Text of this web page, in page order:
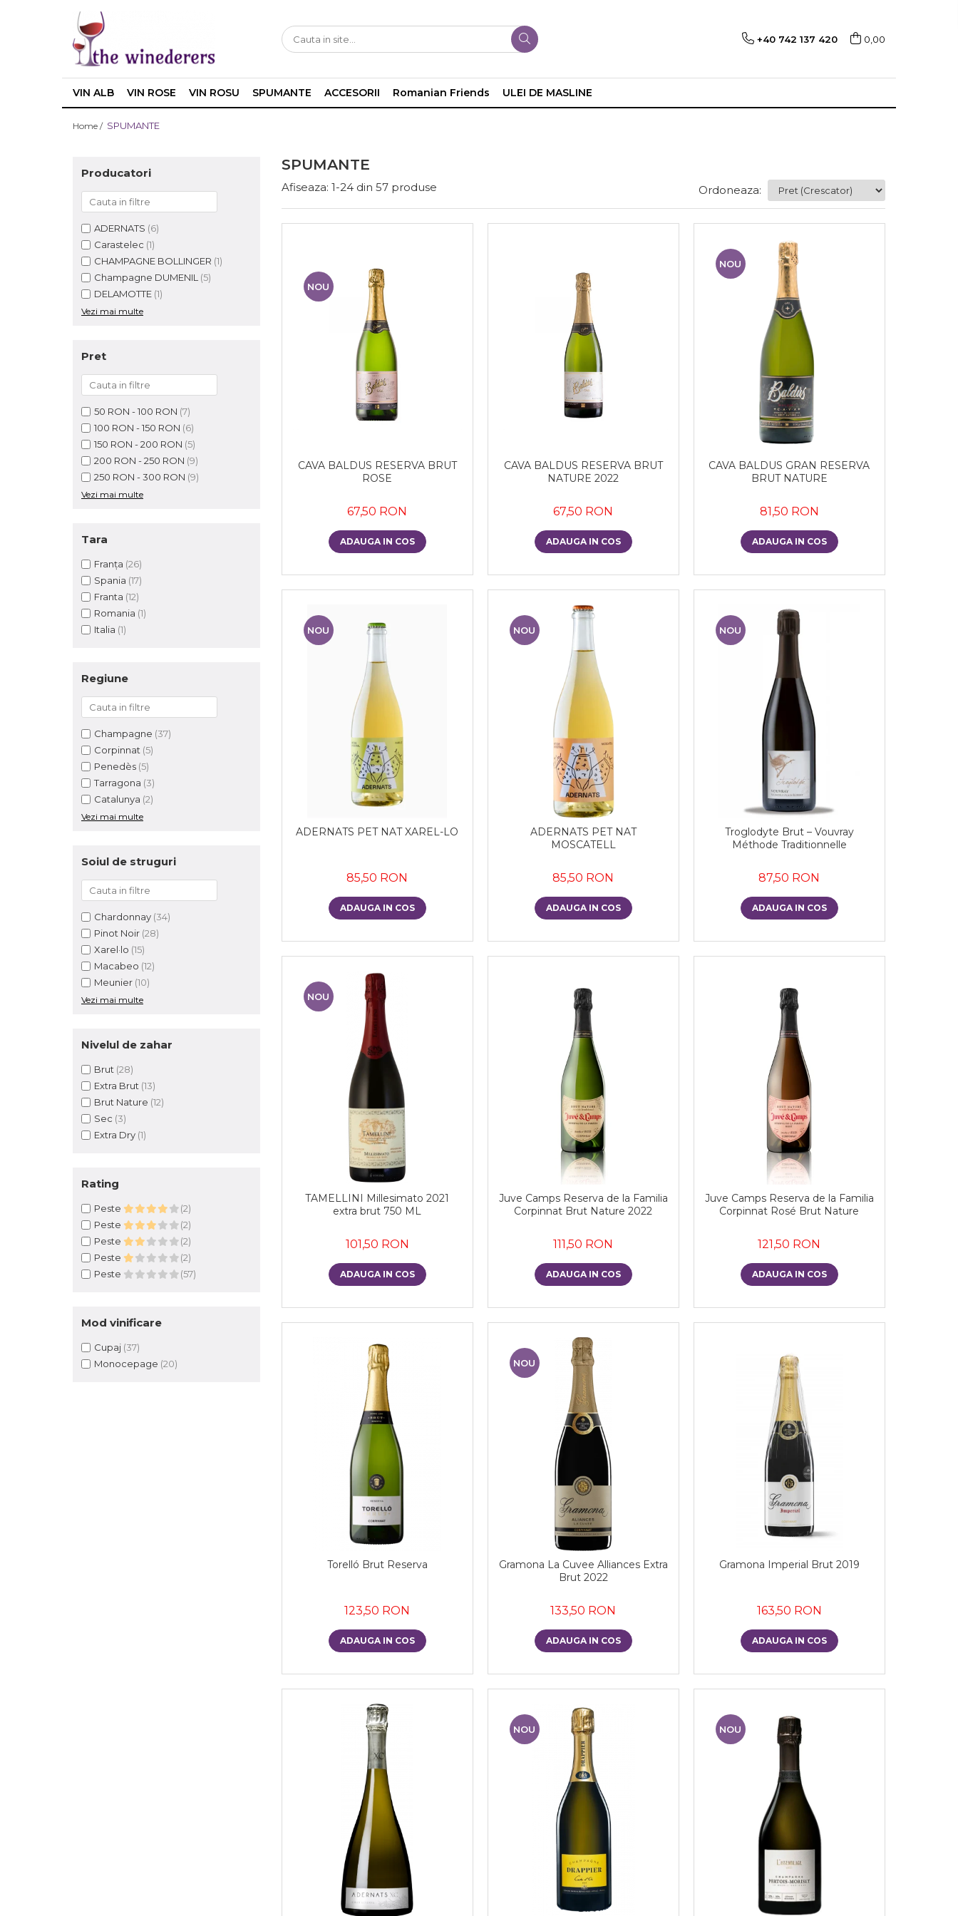
+40 742 137 420 0,00
VIN ALB VIN ROSE VIN ROSU SPUMANTE ACCESORII Romanian Friends ULEI DE MASLINE
Home / SPUMANTE
SPUMANTE
Producatori
ADERNATS (6)
Carastelec (1)
CHAMPAGNE BOLLINGER (1)
Champagne DUMENIL (5)
DELAMOTTE (1)
Vezi mai multe
Pret
50 RON - 100 RON (7)
100 RON - 150 RON (6)
150 RON - 200 RON (5)
200 RON - 250 RON (9)
250 RON - 300 RON (9)
Vezi mai multe
Tara
Franța (26)
Spania (17)
Franta (12)
Romania (1)
Italia (1)
Regiune
Champagne (37)
Corpinnat (5)
Penedès (5)
Tarragona (3)
Catalunya (2)
Vezi mai multe
Soiul de struguri
Chardonnay (34)
Pinot Noir (28)
Xarel·lo (15)
Macabeo (12)
Meunier (10)
Vezi mai multe
Nivelul de zahar
Brut (28)
Extra Brut (13)
Brut Nature (12)
Sec (3)
Extra Dry (1)
Rating
Peste
(2)
Peste
(2)
Peste
(2)
Peste
(2)
Peste
(57)
Mod vinificare
Cupaj (37)
Monocepage (20)
Afiseaza: 1-24din 57 produse Ordoneaza:
NOU
CAVA BALDUS RESERVA BRUT
ROSE
67,50 RON
ADAUGA IN COS
CAVA BALDUS RESERVA BRUT
NATURE 2022
67,50 RON
ADAUGA IN COS
NOU
CAVA BALDUS GRAN RESERVA
BRUT NATURE
81,50 RON
ADAUGA IN COS
NOU
ADERNATS PET NAT XAREL-LO
85,50 RON
ADAUGA IN COS
NOU
ADERNATS PET NAT
MOSCATELL
85,50 RON
ADAUGA IN COS
NOU
Troglodyte Brut – Vouvray
Méthode Traditionnelle
87,50 RON
ADAUGA IN COS
NOU
TAMELLINI Millesimato 2021
extra brut 750 ML
101,50 RON
ADAUGA IN COS
Juve Camps Reserva de la Familia
Corpinnat Brut Nature 2022
111,50 RON
ADAUGA IN COS
Juve Camps Reserva de la Familia
Corpinnat Rosé Brut Nature
121,50 RON
ADAUGA IN COS
Torelló Brut Reserva
123,50 RON
ADAUGA IN COS
NOU
Gramona La Cuvee Alliances Extra
Brut 2022
133,50 RON
ADAUGA IN COS
Gramona Imperial Brut 2019
163,50 RON
ADAUGA IN COS
NOU NOU